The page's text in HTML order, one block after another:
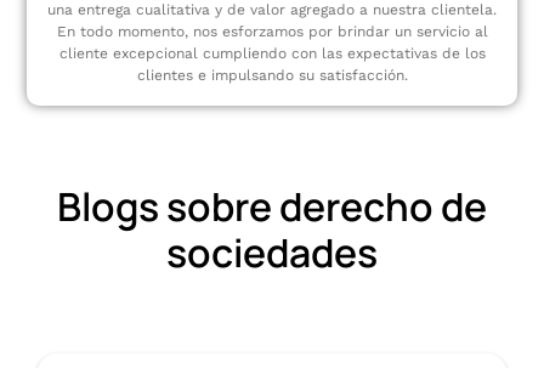
una entrega cualitativa y de valor agregado a nuestra clientela.
En todo momento, nos esforzamos por brindar un servicio al
cliente excepcional cumpliendo con las expectativas de los
clientes e impulsando su satisfacción.
Blogs sobre derecho de
sociedades